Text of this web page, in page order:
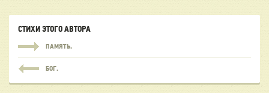
СТИХИ ЭТОГО АВТОРА
ПАМЯТЬ.
БОГ.